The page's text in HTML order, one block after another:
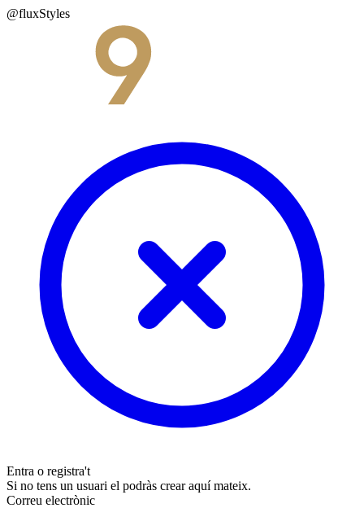
@fluxStyles
Entra o registra't
Si no tens un usuari el podràs crear aquí mateix.
Correu electrònic